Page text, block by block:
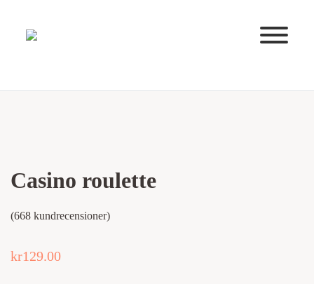
Huvudnavigering
Casino roulette
(668 kundrecensioner)
kr129.00